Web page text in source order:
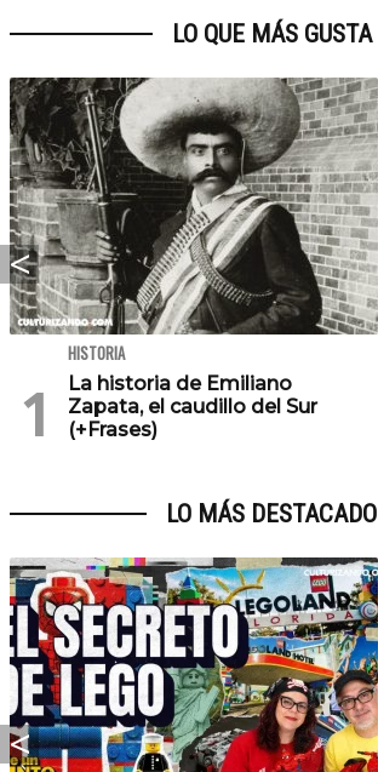
LO QUE MÁS GUSTA
HISTORIA
La historia de Emiliano
Zapata, el caudillo del Sur
(+Frases)
LO MÁS DESTACADO